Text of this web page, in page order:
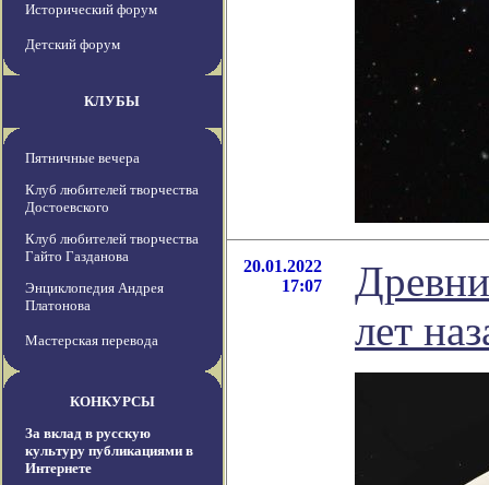
Исторический форум
Детский форум
КЛУБЫ
Пятничные вечера
Клуб любителей творчества
Достоевского
Клуб любителей творчества
Гайто Газданова
Энциклопедия Андрея
Платонова
Мастерская перевода
КОНКУРСЫ
За вклад в русскую
культуру публикациями в
Интернете
20.01.2022
17:07
лет